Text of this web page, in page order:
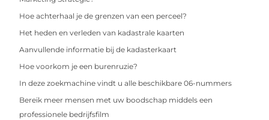
Hoe achterhaal je de grenzen van een perceel?
Het heden en verleden van kadastrale kaarten
Aanvullende informatie bij de kadasterkaart
Hoe voorkom je een burenruzie?
In deze zoekmachine vindt u alle beschikbare 06-nummers
Bereik meer mensen met uw boodschap middels een
professionele bedrijfsfilm